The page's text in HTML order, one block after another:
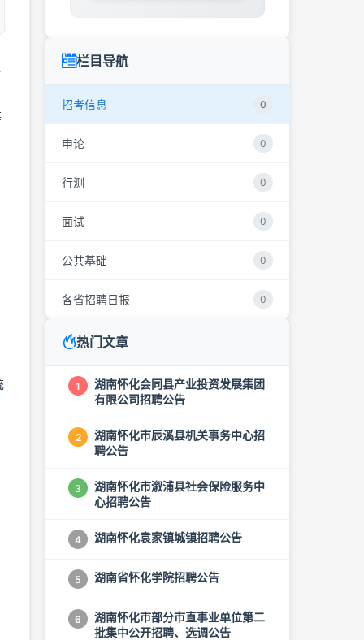
栏目导航
招考信息 0
申论 0
行测 0
面试 0
公共基础 0
各省招聘日报 0
热门文章
1
湖南怀化会同县产业投资发展集团
有限公司招聘公告
2
湖南怀化市辰溪县机关事务中心招
聘公告
3
湖南怀化市溆浦县社会保险服务中
心招聘公告
4 湖南怀化袁家镇城镇招聘公告
5 湖南省怀化学院招聘公告
6
湖南怀化市部分市直事业单位第二
批集中公开招聘、选调公告